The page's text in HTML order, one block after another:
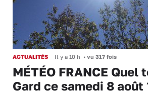
ACTUALITÉS Il y a 10 h • vu 317 fois
MÉTÉO FRANCE Quel
Gard ce samedi 8 août